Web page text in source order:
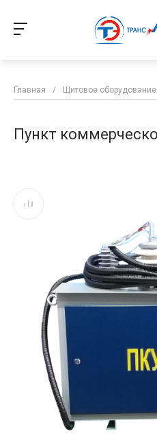
Главная / Щитовое оборудование
Пункт